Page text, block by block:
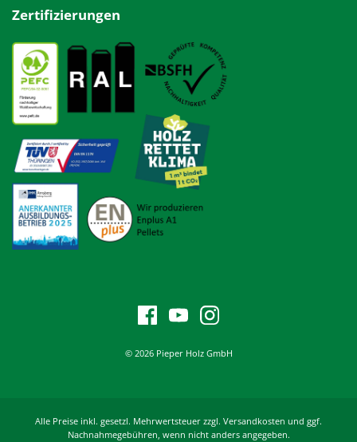
Zertifizierungen
© 2026 Pieper Holz GmbH
Alle Preise inkl. gesetzl. Mehrwertsteuer zzgl. Versandkosten und ggf.
Nachnahmegebühren, wenn nicht anders angegeben.